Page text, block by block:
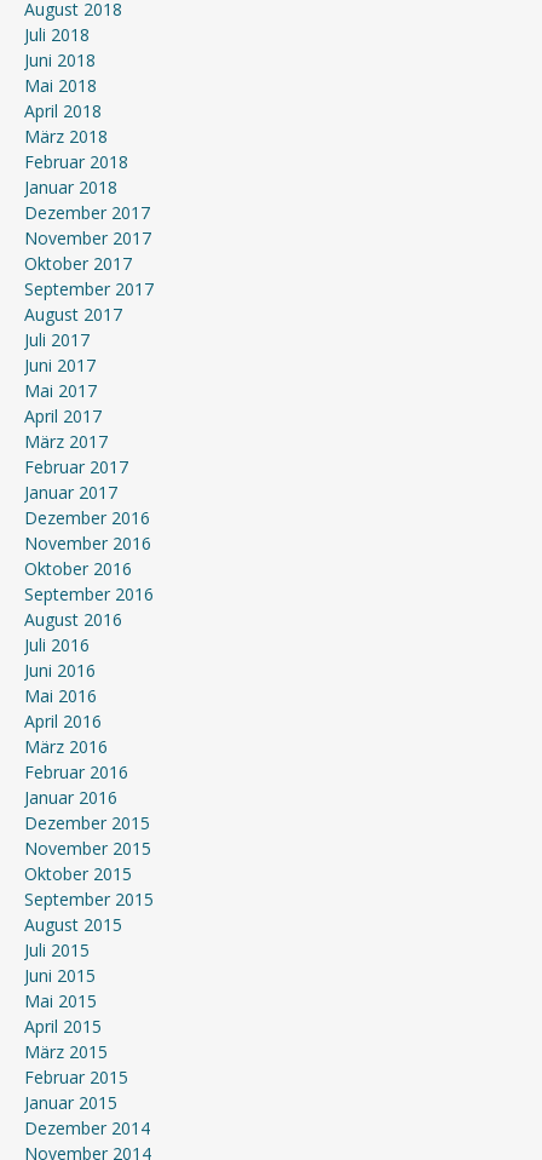
August 2018
Juli 2018
Juni 2018
Mai 2018
April 2018
März 2018
Februar 2018
Januar 2018
Dezember 2017
November 2017
Oktober 2017
September 2017
August 2017
Juli 2017
Juni 2017
Mai 2017
April 2017
März 2017
Februar 2017
Januar 2017
Dezember 2016
November 2016
Oktober 2016
September 2016
August 2016
Juli 2016
Juni 2016
Mai 2016
April 2016
März 2016
Februar 2016
Januar 2016
Dezember 2015
November 2015
Oktober 2015
September 2015
August 2015
Juli 2015
Juni 2015
Mai 2015
April 2015
März 2015
Februar 2015
Januar 2015
Dezember 2014
November 2014